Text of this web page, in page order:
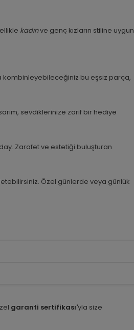
kadınve genç kızların stiline uygun
bu eşsiz parça,
sevdiklerinize zarif bir hediye
Zarafet ve estetiği buluşturan
Özel günlerde veya günlük
garanti sertifikası'yla size